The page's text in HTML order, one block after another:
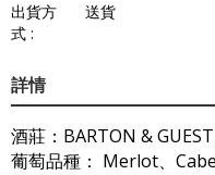
出貨方
式 :
送貨
詳情
酒莊：BARTON &
葡萄品種： Merlot、